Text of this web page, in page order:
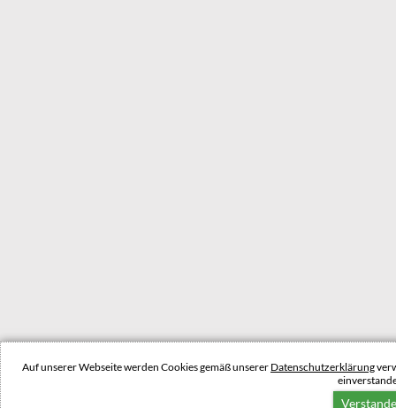
Auf unserer Webseite werden Cookies gemäß unserer Datenschutzerklärung